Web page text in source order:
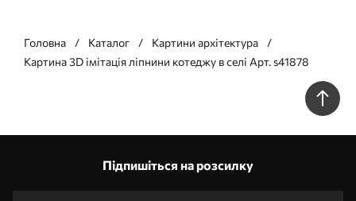
Головна Каталог
Картини архітектура
Картина 3D імітація ліпнини котеджу в селі Арт. s41878
Підпишіться на розсилку